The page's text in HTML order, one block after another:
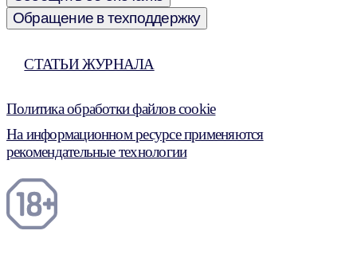
Обращение в техподдержку
СТАТЬИ ЖУРНАЛА
Политика обработки файлов cookie
На информационном ресурсе применяются
рекомендательные технологии